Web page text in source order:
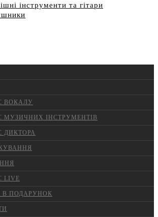
інструменти та гітари
ВОКАЛУ
МУЗИЧНИХ ІНСТРУМЕНТІВ
ДИКТОРА
LIVE
В ПОДАРУНОК